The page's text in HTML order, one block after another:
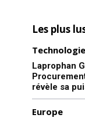
Les plus
Technologie
Laprophan
révèle sa
Europe